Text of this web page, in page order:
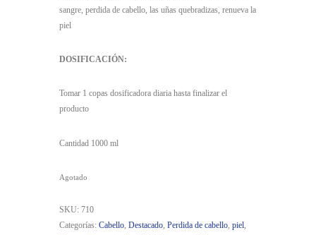
sangre, perdida de cabello, las uñas quebradizas, renueva la
piel
DOSIFICACIÓN:
Tomar 1 copas dosificadora diaria hasta finalizar el
producto
Cantidad 1000 ml
Agotado
SKU: 710
Categorías: Cabello, Destacado, Perdida de cabello, piel,